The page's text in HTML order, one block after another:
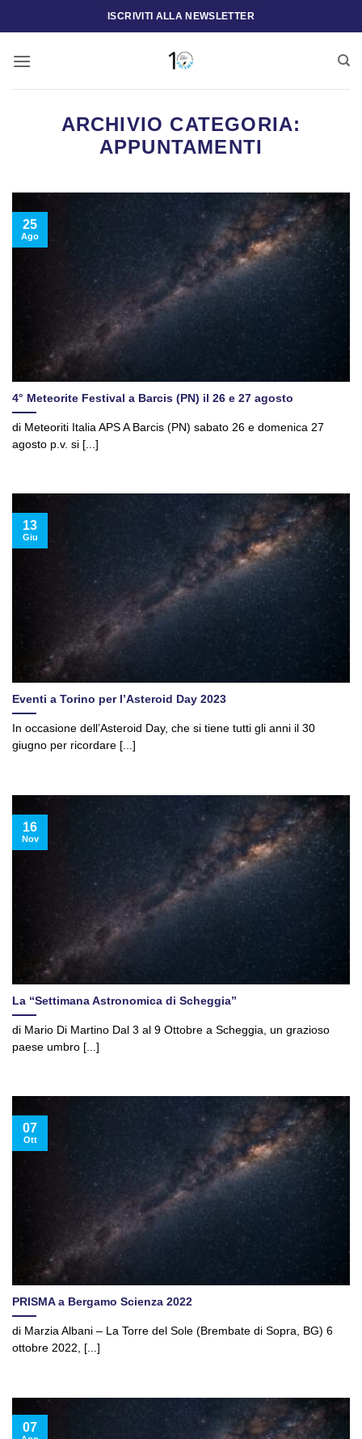
ai
ISCRIVITI ALLA NEWSLETTER
ARCHIVIO CATEGORIA:
APPUNTAMENTI
4° Meteorite Festival a Barcis (PN) il 26 e 27 agosto
di Meteoriti Italia APS A Barcis (PN) sabato 26 e domenica 27
agosto p.v. si [...]
25
Ago
Eventi a Torino per l’Asteroid Day 2023
In occasione dell’Asteroid Day, che si tiene tutti gli anni il 30
giugno per ricordare [...]
13
Giu
La “Settimana Astronomica di Scheggia”
di Mario Di Martino Dal 3 al 9 Ottobre a Scheggia, un grazioso
paese umbro [...]
16
Nov
PRISMA a Bergamo Scienza 2022
di Marzia Albani – La Torre del Sole (Brembate di Sopra, BG) 6
ottobre 2022, [...]
07
Ott
07